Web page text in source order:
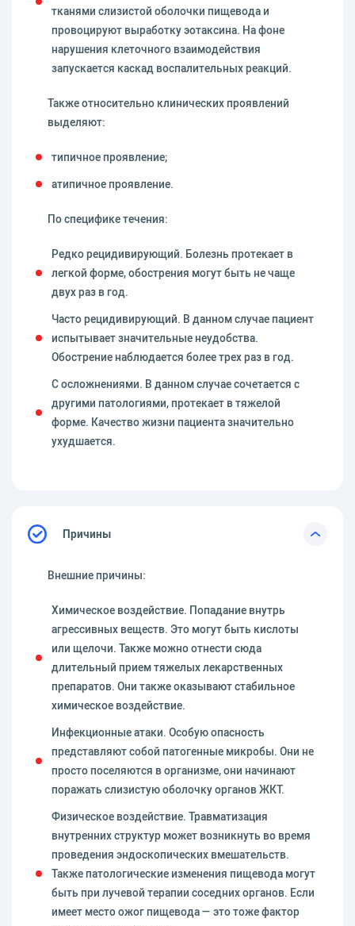
тканями слизистой оболочки пищевода и
провоцируют выработку эотаксина. На фоне
нарушения клеточного взаимодействия
запускается каскад воспалительных реакций.
Также относительно клинических проявлений
выделяют:
типичное проявление;
атипичное проявление.
По специфике течения:
Редко рецидивирующий. Болезнь протекает в
легкой форме, обострения могут быть не чаще
двух раз в год.
Часто рецидивирующий. В данном случае пациент
испытывает значительные неудобства.
Обострение наблюдается более трех раз в год.
С осложнениями. В данном случае сочетается с
другими патологиями, протекает в тяжелой
форме. Качество жизни пациента значительно
ухудшается.
Причины
Внешние причины:
Химическое воздействие. Попадание внутрь
агрессивных веществ. Это могут быть кислоты
или щелочи. Также можно отнести сюда
длительный прием тяжелых лекарственных
препаратов. Они также оказывают стабильное
химическое воздействие.
Инфекционные атаки. Особую опасность
представляют собой патогенные микробы. Они не
просто поселяются в организме, они начинают
поражать слизистую оболочку органов ЖКТ.
Физическое воздействие. Травматизация
внутренних структур может возникнуть во время
проведения эндоскопических вмешательств.
Также патологические изменения пищевода могут
быть при лучевой терапии соседних органов. Если
имеет место ожог пищевода — это тоже фактор